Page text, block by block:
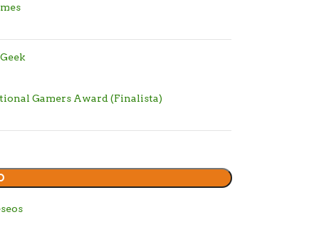
Gamers Award (Finalista)